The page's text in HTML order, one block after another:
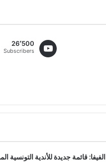
26٬500
Subscribers
الفيفا: قائمة جديدة للأندية التونسية